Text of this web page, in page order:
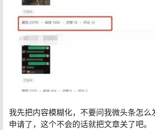
我先把内容模糊化，不要问我微头条怎么
申请了，这个不会的话就把文章关了吧。